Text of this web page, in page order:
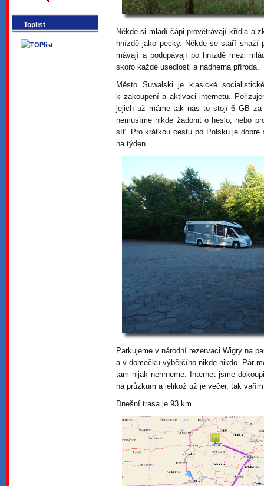
Toplist
Někde si mladí čápi provětrávají křídla a
hnízdě jako pecky. Někde se staří snaží
mávají a podupávají po hnízdě mezi
skoro každé usedlosti a nádherná příroda.
Město Suwalski je klasické
k zakoupení a aktivaci internetu.
jejich už máme tak nás to stojí 6 GB
nemusíme nikde žadonit o heslo, nebo
síť. Pro krátkou cestu po Polsku je
na týden.
Parkujeme v národní rezervaci Wigry na
a v domečku výběrčího nikde nikdo. Pár
tam nijak nehrneme. Internet jsme
na průzkum a jelikož už je večer, tak
Dnešní trasa je 93 km